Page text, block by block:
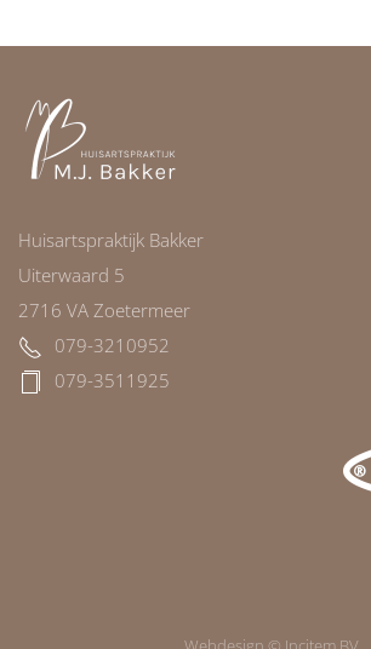
Huisartspraktijk Bakker
Uiterwaard 5
2716 VA Zoetermeer
079-3210952
079-3511925